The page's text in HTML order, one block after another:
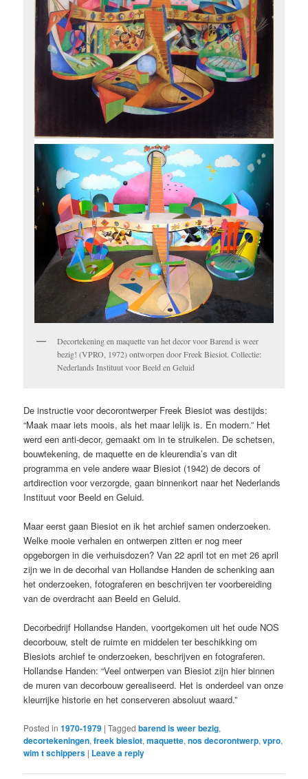
Decortekening en maquette van het decor voor Barend is weer
bezig! (VPRO, 1972) ontworpen door Freek Biesiot. Collectie:
Nederlands Instituut voor Beeld en Geluid
De instructie voor decorontwerper Freek Biesiot was destijds:
“Maak maar iets moois, als het maar lelijk is. En modern.” Het
werd een anti-decor, gemaakt om in te struikelen. De schetsen,
bouwtekening, de maquette en de kleurendia’s van dit
programma en vele andere waar Biesiot (1942) de decors of
artdirection voor verzorgde, gaan binnenkort naar het Nederlands
Instituut voor Beeld en Geluid.
Maar eerst gaan Biesiot en ik het archief samen onderzoeken.
Welke mooie verhalen en ontwerpen zitten er nog meer
opgeborgen in die verhuisdozen? Van 22 april tot en met 26 april
zijn we in de decorhal van Hollandse Handen de schenking aan
het onderzoeken, fotograferen en beschrijven ter voorbereiding
van de overdracht aan Beeld en Geluid.
Decorbedrijf Hollandse Handen, voortgekomen uit het oude NOS
decorbouw, stelt de ruimte en middelen ter beschikking om
Biesiots archief te onderzoeken, beschrijven en fotograferen.
Hollandse Handen: “Veel ontwerpen van Biesiot zijn hier binnen
de muren van decorbouw gerealiseerd. Het is onderdeel van onze
kleurrijke historie en het conserveren absoluut waard.”
Posted in 1970-1979 |Tagged barend is weer bezig,
decortekeningen,freek biesiot,maquette,nos decorontwerp,vpro,
wim t schippers | Leave a reply